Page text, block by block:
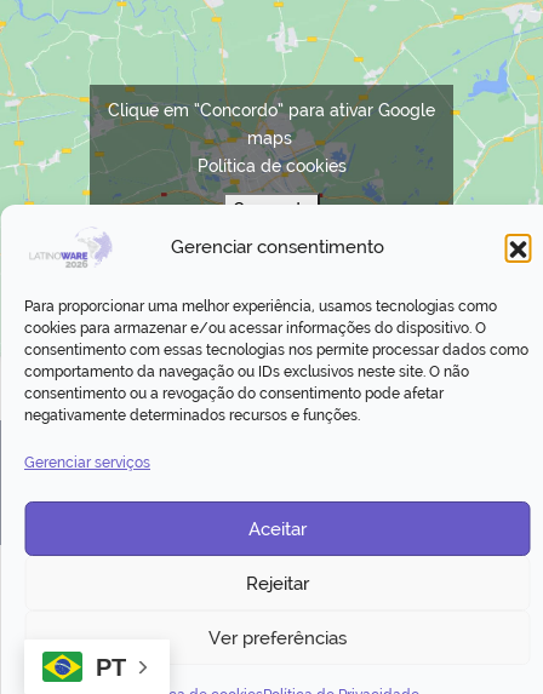
Gerenciar consentimento
Para proporcionar uma melhor experiência, usamos tecnologias como
cookies para armazenar e/ou acessar informações do dispositivo. O
consentimento com essas tecnologias nos permite processar dados como
comportamento da navegação ou IDs exclusivos neste site. O não
consentimento ou a revogação do consentimento pode afetar
negativamente determinados recursos e funções.
Gerenciar serviços
Aceitar
Rejeitar
Ver preferências
Clique em “Concordo” para ativar Google
maps
Política de cookies
Concordo
© 2026 - 23º Congresso Latino-americano de
Software Livre e Tecnologias Abertas
PT